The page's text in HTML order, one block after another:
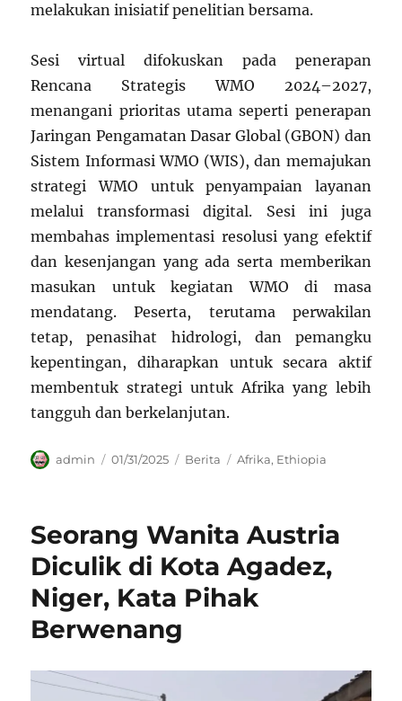
melakukan inisiatif penelitian bersama.
Sesi virtual difokuskan pada penerapan
Rencana Strategis WMO 2024–2027,
menangani prioritas utama seperti penerapan
Jaringan Pengamatan Dasar Global (GBON) dan
Sistem Informasi WMO (WIS), dan memajukan
strategi WMO untuk penyampaian layanan
melalui transformasi digital. Sesi ini juga
membahas implementasi resolusi yang efektif
dan kesenjangan yang ada serta memberikan
masukan untuk kegiatan WMO di masa
mendatang. Peserta, terutama perwakilan
tetap, penasihat hidrologi, dan pemangku
kepentingan, diharapkan untuk secara aktif
membentuk strategi untuk Afrika yang lebih
tangguh dan berkelanjutan.
Author
admin
Posted
01/31/2025 Categories
Berita Tags
Afrika, Ethiopia
Seorang Wanita Austria
Diculik di Kota Agadez,
Niger, Kata Pihak
Berwenang